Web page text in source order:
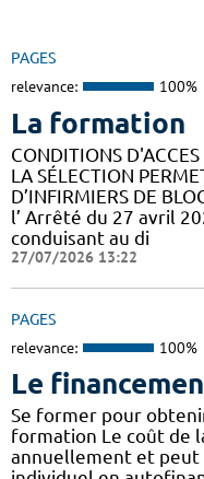
PAGES
relevance: 100%
La formation
CONDITIONS
LA SÉLECTION
D’INFIRMIERS DE
l’ Arrêté du 27 avril
conduisant au di
27/07/2026 13:22
PAGES
relevance: 100%
Le
Se former pour
formation Le coût de
annuellement et